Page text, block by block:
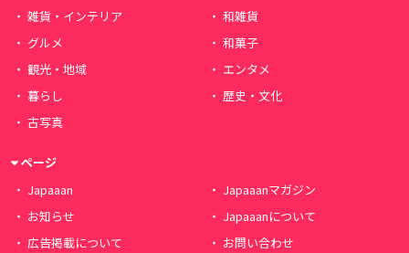
雑貨・インテリア
和雑貨
グルメ
和菓子
観光・地域
エンタメ
暮らし
歴史・文化
古写真
ページ
Japaaan
Japaaanマガジン
お知らせ
Japaaanについて
広告掲載について
お問い合わせ